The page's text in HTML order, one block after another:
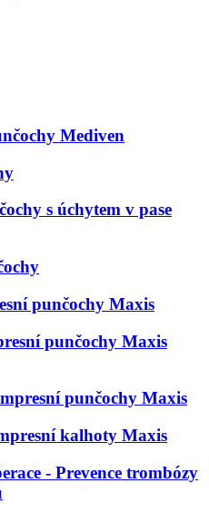
Mediven
s úchytem v pase
punčochy Maxis
punčochy Maxis
punčochy Maxis
kalhoty Maxis
- Prevence trombózy